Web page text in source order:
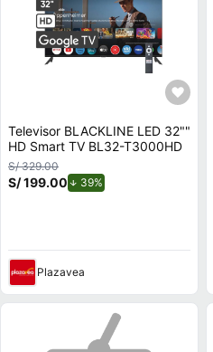
Televisor BLACKLINE LED 32""
HD Smart TV BL32-T3000HD
S/ 329.00
S/ 199.00 39%
Plazavea